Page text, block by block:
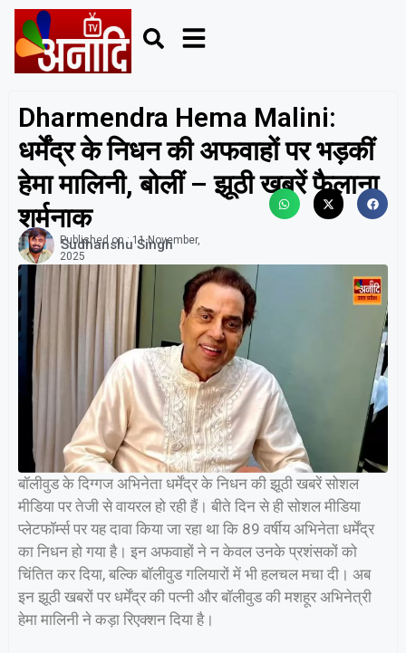
Dharmendra Hema Malini:
धर्मेंद्र के निधन की अफवाहों पर भड़कीं
हेमा मालिनी, बोलीं – झूठी खबरें फैलाना
शर्मनाक
Sudhanshu Singh
Published on : 11 November,
2025
बॉलीवुड के दिग्गज अभिनेता धर्मेंद्र के निधन की झूठी खबरें सोशल
मीडिया पर तेजी से वायरल हो रही हैं। बीते दिन से ही सोशल मीडिया
प्लेटफॉर्म्स पर यह दावा किया जा रहा था कि 89 वर्षीय अभिनेता धर्मेंद्र
का निधन हो गया है। इन अफवाहों ने न केवल उनके प्रशंसकों को
चिंतित कर दिया, बल्कि बॉलीवुड गलियारों में भी हलचल मचा दी। अब
इन झूठी खबरों पर धर्मेंद्र की पत्नी और बॉलीवुड की मशहूर अभिनेत्री
हेमा मालिनी ने कड़ा रिएक्शन दिया है।